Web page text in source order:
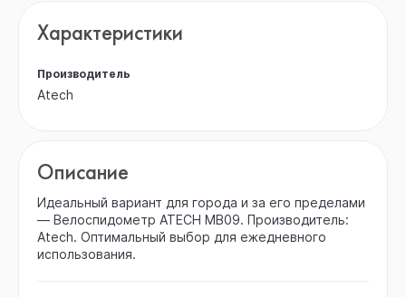
Характеристики
Производитель
Atech
Описание
Идеальный вариант для города и за его пределами
— Велоспидометр ATECH MB09. Производитель:
Atech. Оптимальный выбор для ежедневного
использования.